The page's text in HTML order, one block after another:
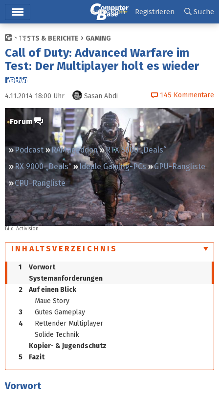
Ticker
Tests
Downloads
Preisvergleich
Forum
Podcast RAMageddon
RTX 5000 „Deals“
RX 9000 „Deals“
Ideale Gaming-PCs
GPU-Rangliste
CPU-Rangliste
Anmelden Registrieren Suche
TESTS & BERICHTE GAMING
Call of Duty: Advanced Warfare im
Test: Der Multiplayer holt es wieder
raus
4.11.2014 18:00 Uhr Sasan Abdi 145 Kommentare
Bild: Activision
INHALTSVERZEICHNIS
1
Vorwort
Systemanforderungen
2
Auf einen Blick
Maue Story
3
Gutes Gameplay
4
Rettender Multiplayer
Solide Technik
Kopier- & Jugendschutz
5
Fazit
Vorwort